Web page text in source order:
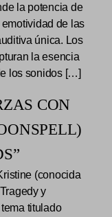
la potencia de
de las
única. Los
la esencia
los sonidos […]
CON
(conocida
y
titulado